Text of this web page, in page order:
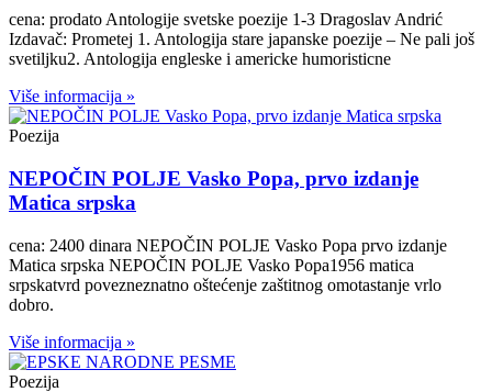
cena: prodato Antologije svetske poezije 1-3 Dragoslav Andrić
Izdavač: Prometej 1. Antologija stare japanske poezije – Ne pali još
svetiljku2. Antologija engleske i americke humoristicne
Više informacija »
Poezija
NEPOČIN POLJE Vasko Popa, prvo izdanje
Matica srpska
cena: 2400 dinara NEPOČIN POLJE Vasko Popa prvo izdanje
Matica srpska NEPOČIN POLJE Vasko Popa1956 matica
srpskatvrd povezneznatno oštećenje zaštitnog omotastanje vrlo
dobro.
Više informacija »
Poezija